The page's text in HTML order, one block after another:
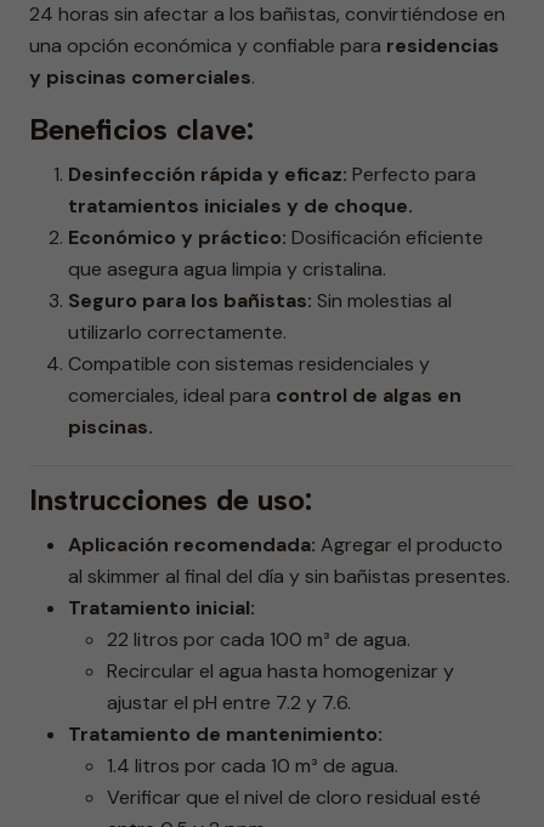
24 horas sin afectar a los bañistas, convirtiéndose en
una opción económica y confiable para residencias
y piscinas comerciales.
Beneficios clave:
Desinfección rápida y eficaz: Perfecto para
tratamientos iniciales y de choque.
Económico y práctico: Dosificación eficiente
que asegura agua limpia y cristalina.
Seguro para los bañistas: Sin molestias al
utilizarlo correctamente.
Compatible con sistemas residenciales y
comerciales, ideal para control de algas en
piscinas.
Instrucciones de uso:
Aplicación recomendada: Agregar el producto
al skimmer al final del día y sin bañistas presentes.
Tratamiento inicial:
22 litros por cada 100 m³ de agua.
Recircular el agua hasta homogenizar y
ajustar el pH entre 7.2 y 7.6.
Tratamiento de mantenimiento:
1.4 litros por cada 10 m³ de agua.
Verificar que el nivel de cloro residual esté